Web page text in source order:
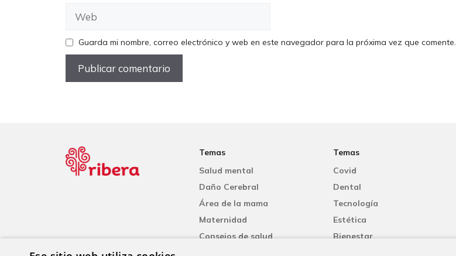
Guarda mi nombre, correo electrónico y web en este navegador para la próxima vez que comente.
Temas
Salud mental
Daño Cerebral
Área de la mama
Maternidad
Consejos de salud
Temas
Covid
Dental
Tecnología
Estética
Bienestar